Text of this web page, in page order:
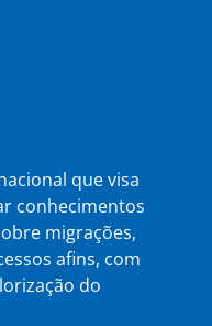
que visa
conhecimentos
migrações,
afins, com
do